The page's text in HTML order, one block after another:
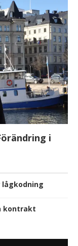
i
kontrakt